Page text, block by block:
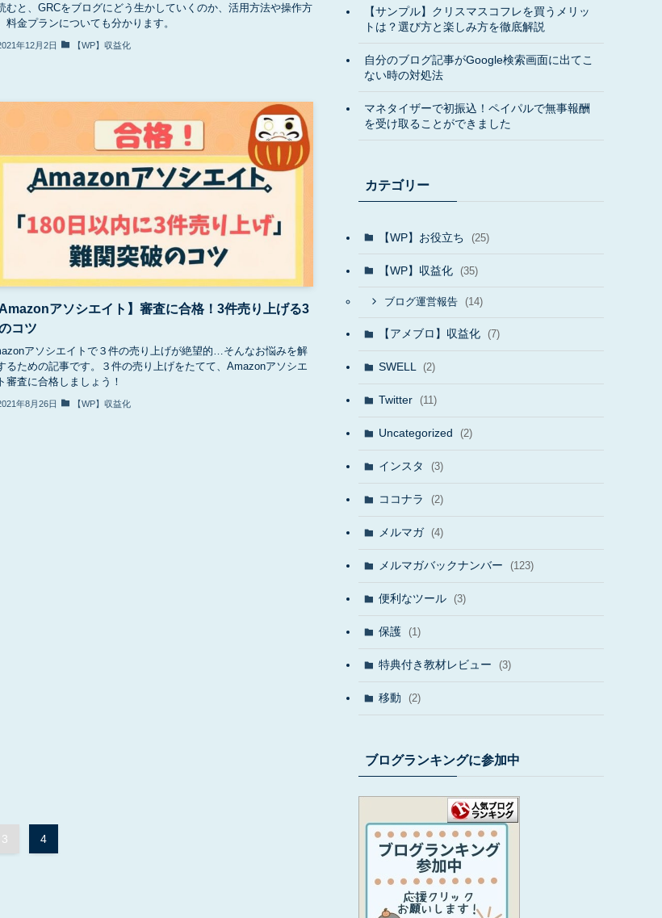
むと、GRCをブログにどう生かしていくのか、活用方法や操作方
料金プランについても分かります。
年12月2日 【WP】収益化
Amazonアソシエイト】審査に合格！3件売り上げる3
コツ
アソシエイトで３件の売り上げが絶望的…そんなお悩みを解
るための記事です。３件の売り上げをたてて、Amazonアソシエ
審査に合格しましょう！
年8月26日 【WP】収益化
3 4
【サンプル】クリスマスコフレを買うメリッ
トは？選び方と楽しみ方を徹底解説
自分のブログ記事がGoogle検索画面に出てこ
ない時の対処法
マネタイザーで初振込！ペイパルで無事報酬
を受け取ることができました
カテゴリー
【WP】お役立ち (25)
【WP】収益化 (35)
ブログ運営報告 (14)
【アメブロ】収益化 (7)
SWELL (2)
Twitter (11)
Uncategorized (2)
インスタ (3)
ココナラ (2)
メルマガ (4)
メルマガバックナンバー (123)
便利なツール (3)
保護 (1)
特典付き教材レビュー (3)
移動 (2)
ブログランキングに参加中